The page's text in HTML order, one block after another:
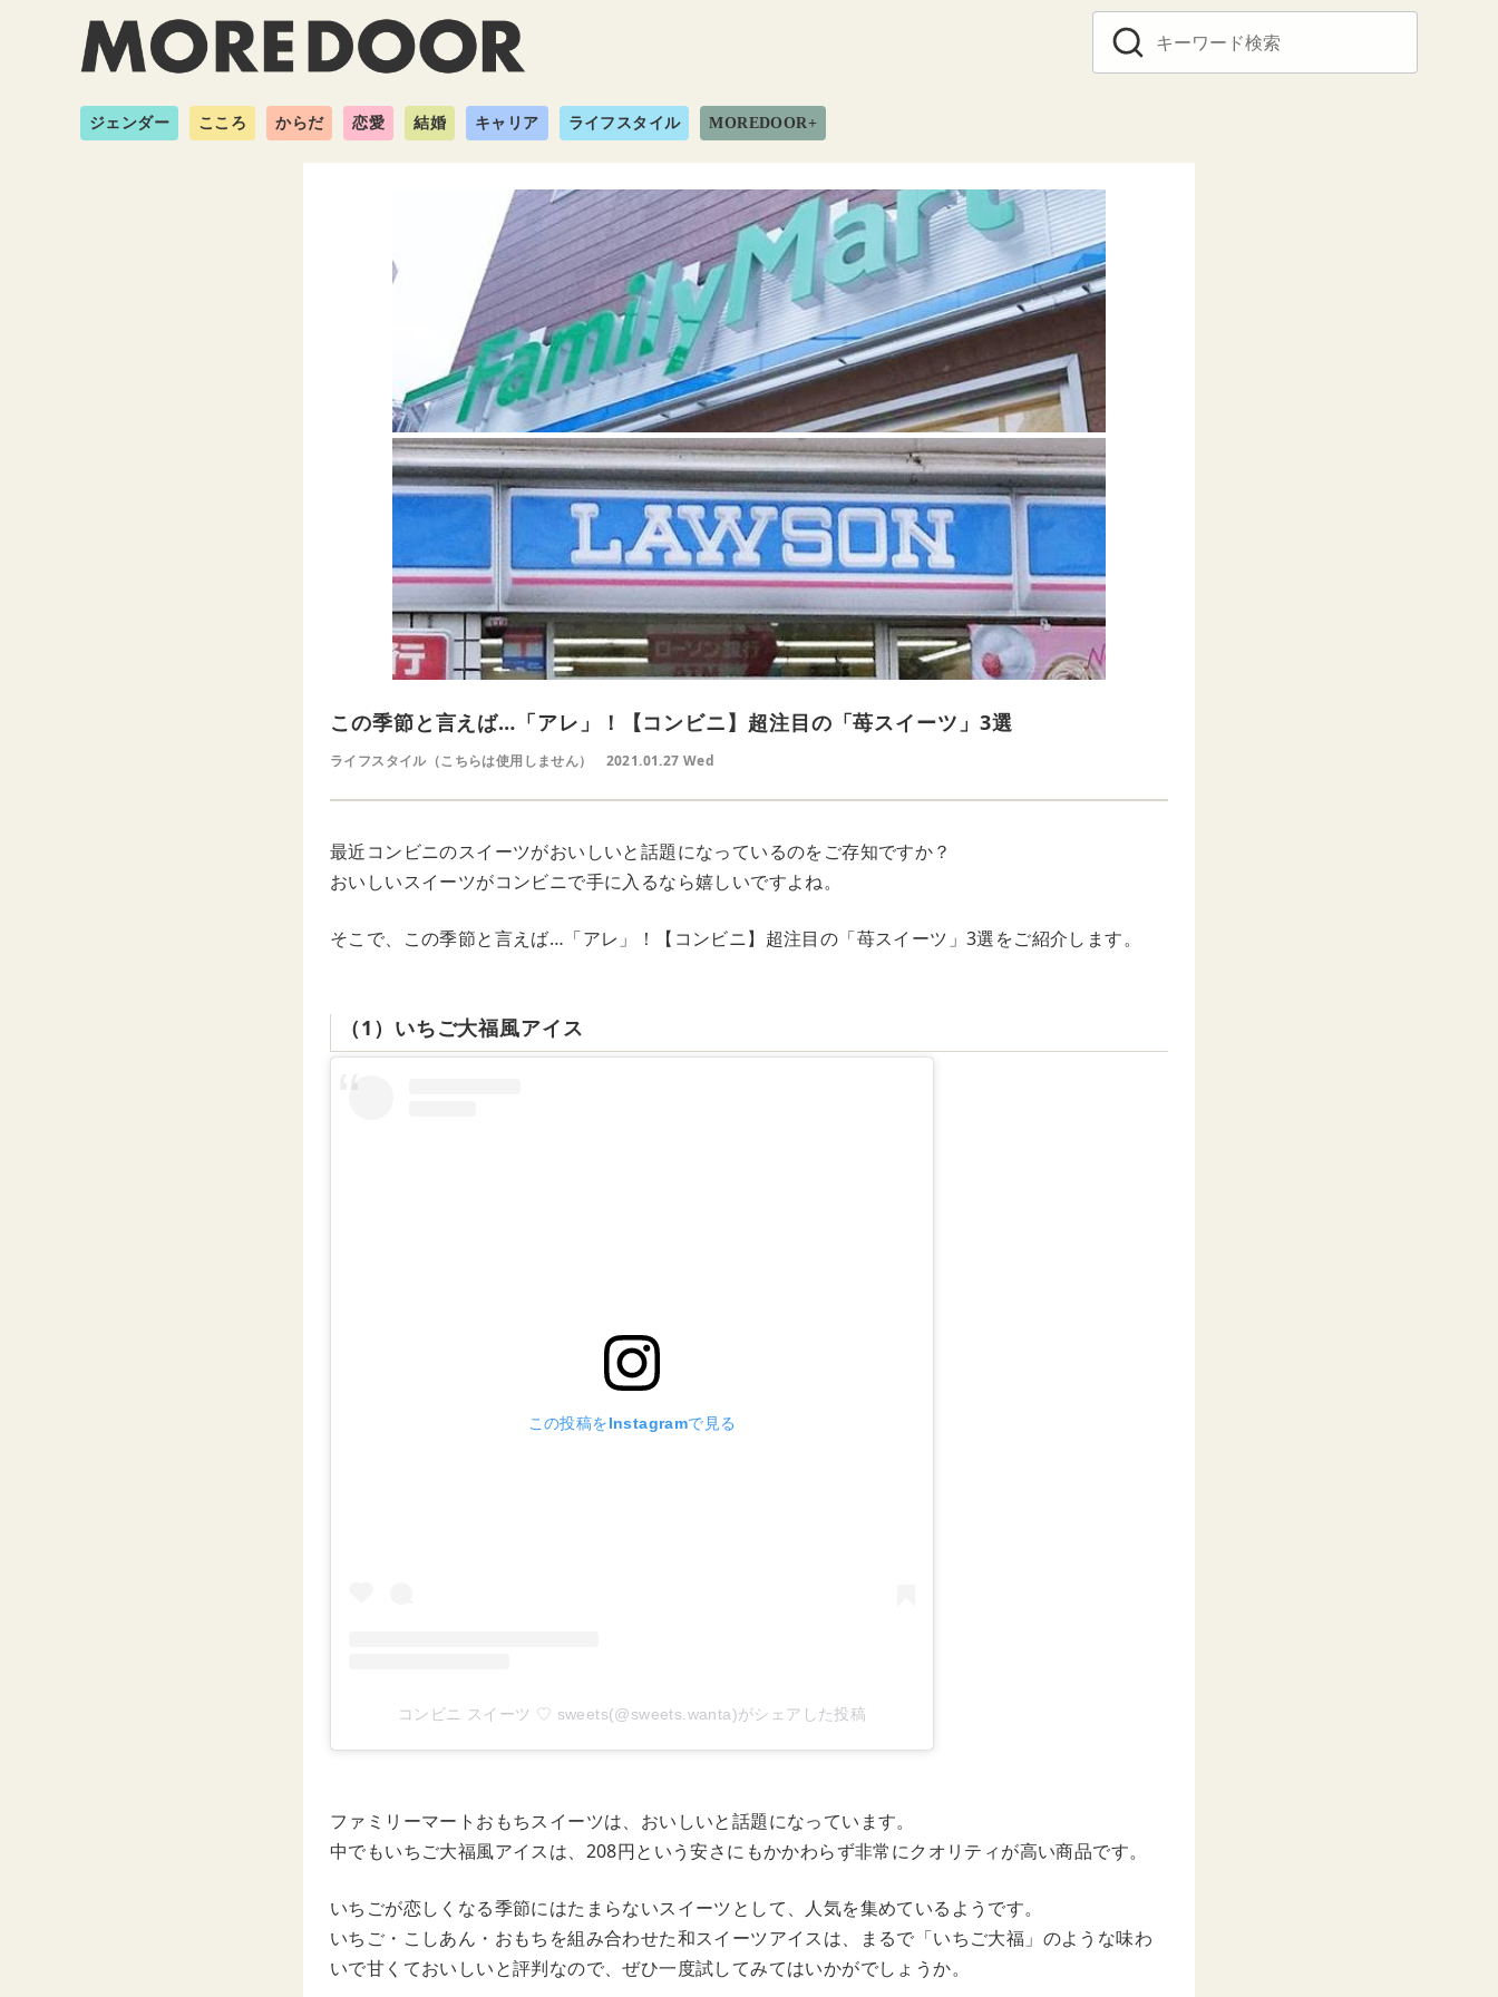
ジェンダー こころ からだ 恋愛 結婚 キャリア ライフスタイル MOREDOOR+
この季節と言えば…「アレ」！【コンビニ】超注目の「苺スイーツ」3選
ライフスタイル（こちらは使用しません） 2021.01.27 Wed
最近コンビニのスイーツがおいしいと話題になっているのをご存知ですか？
おいしいスイーツがコンビニで手に入るなら嬉しいですよね。
そこで、この季節と言えば…「アレ」！【コンビニ】超注目の「苺スイーツ」3選をご紹介します。
（1）いちご大福風アイス
この投稿をInstagramで見る
コンビニ スイーツ ♡ sweets(@sweets.wanta)がシェアした投稿
ファミリーマートおもちスイーツは、おいしいと話題になっています。
中でもいちご大福風アイスは、208円という安さにもかかわらず非常にクオリティが高い商品です。
いちごが恋しくなる季節にはたまらないスイーツとして、人気を集めているようです。
いちご・こしあん・おもちを組み合わせた和スイーツアイスは、まるで「いちご大福」のような味わ
いで甘くておいしいと評判なので、ぜひ一度試してみてはいかがでしょうか。